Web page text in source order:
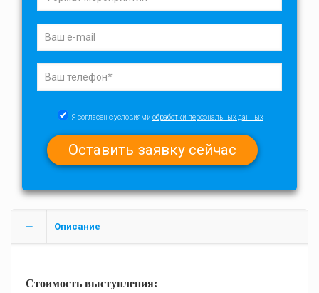
Я согласен с условиями обработки персональных данных
Описание
Стоимость выступления: